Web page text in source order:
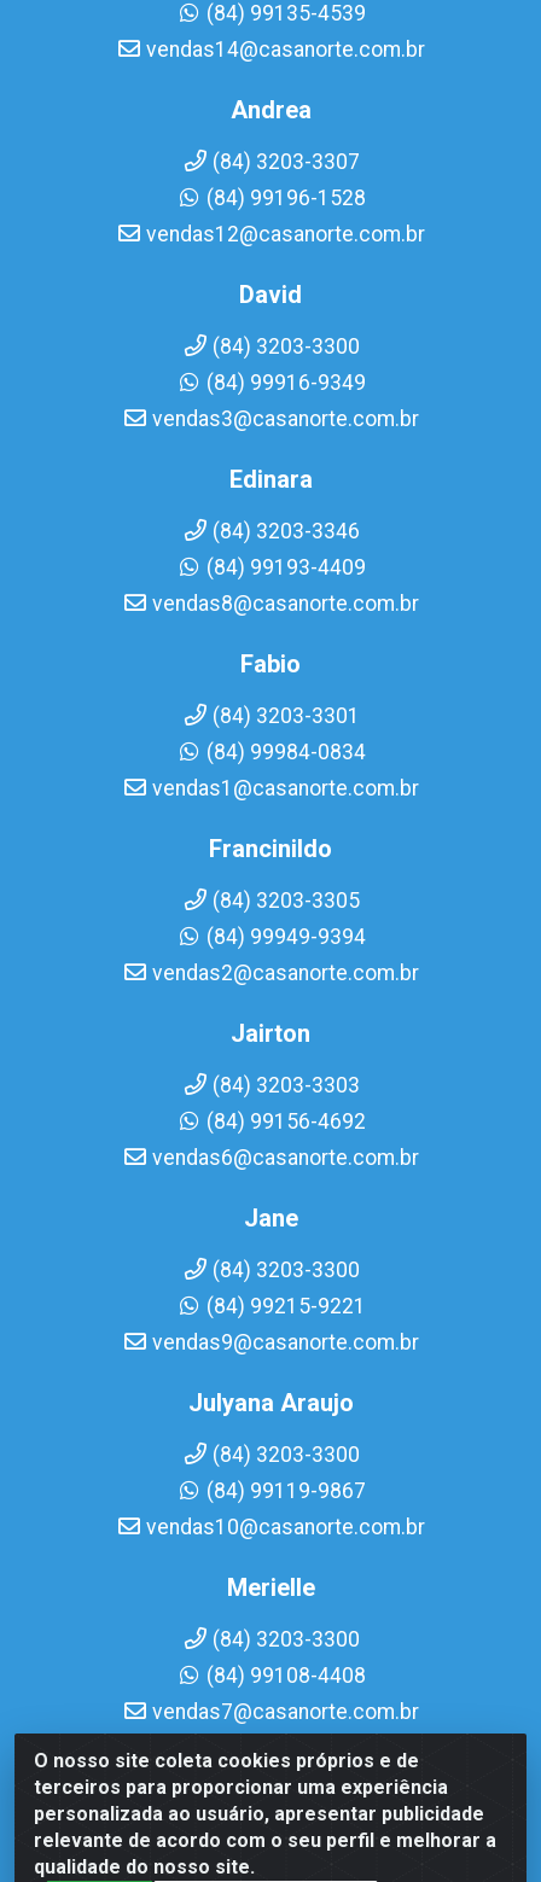
O nosso site coleta cookies próprios e de
terceiros para proporcionar uma experiência
personalizada ao usuário, apresentar publicidade
relevante de acordo com o seu perfil e melhorar a
qualidade do nosso site.
(84) 99135-4539
vendas14@casanorte.com.br
Andrea
(84) 3203-3307
(84) 99196-1528
vendas12@casanorte.com.br
David
(84) 3203-3300
(84) 99916-9349
vendas3@casanorte.com.br
Edinara
(84) 3203-3346
(84) 99193-4409
vendas8@casanorte.com.br
Fabio
(84) 3203-3301
(84) 99984-0834
vendas1@casanorte.com.br
Francinildo
(84) 3203-3305
(84) 99949-9394
vendas2@casanorte.com.br
Jairton
(84) 3203-3303
(84) 99156-4692
vendas6@casanorte.com.br
Jane
(84) 3203-3300
(84) 99215-9221
vendas9@casanorte.com.br
Julyana Araujo
(84) 3203-3300
(84) 99119-9867
vendas10@casanorte.com.br
Merielle
(84) 3203-3300
(84) 99108-4408
vendas7@casanorte.com.br
Casa Norte LTDA - Av. Interventor Mário Câmara, 1815 -
Dix-Sept Rosado, Natal/RN - CEP 59054-600 - CNPJ
08.713.513/0001-51